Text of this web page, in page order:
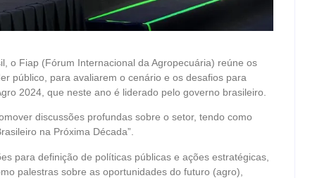
o Fiap (Fórum Internacional da Agropecuária) reúne os
público, para avaliarem o cenário e os desafios para
2024, que neste ano é liderado pelo governo brasileiro.
discussões profundas sobre o setor, tendo como
na Próxima Década”.
para definição de políticas públicas e ações estratégicas,
palestras sobre as oportunidades do futuro (agro),